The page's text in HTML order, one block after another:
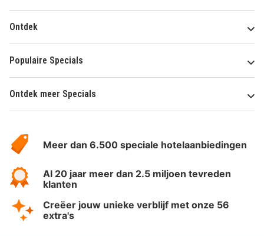
Ontdek
Populaire Specials
Ontdek meer Specials
HotelSpecials
Meer dan 6.500 speciale hotelaanbiedingen
Al 20 jaar meer dan 2.5 miljoen tevreden
klanten
Creëer jouw unieke verblijf met onze 56
extra's